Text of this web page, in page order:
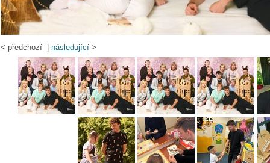
< předchozí | následující>